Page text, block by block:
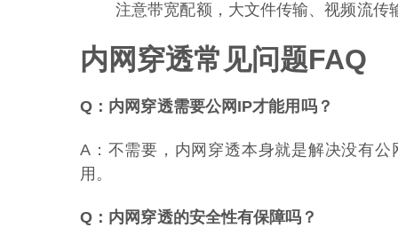
注意带宽配额，大文件传输、视频流
内网穿透常见问题FAQ
Q：内网穿透需要公网IP才能用吗？
A：不需要，内网穿透本身就是解决没有
用。
Q：内网穿透的安全性有保障吗？